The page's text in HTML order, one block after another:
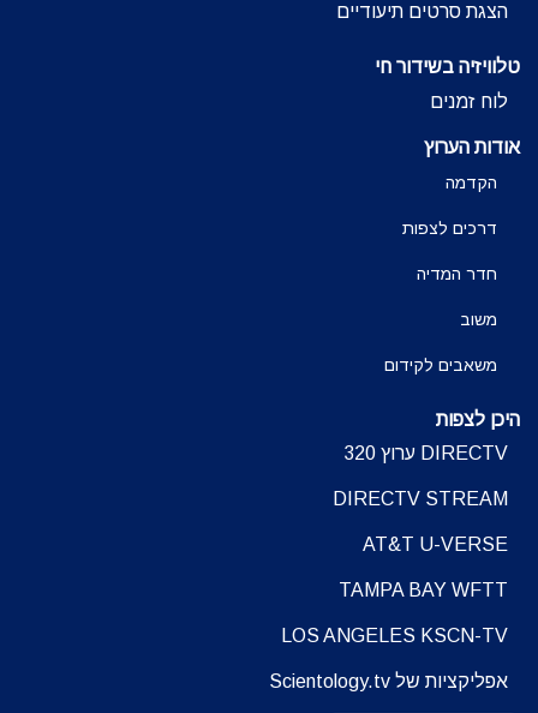
הצגת סרטים תיעודיים
טלוויזיה בשידור חי
לוח זמנים
אודות הערוץ
הקדמה
דרכים לצפות
חדר המדיה
משוב
משאבים לקידום
היכן לצפות
DIRECTV ערוץ 320
DIRECTV STREAM
AT&T U-VERSE
TAMPA BAY WFTT
LOS ANGELES KSCN-TV
אפליקציות של Scientology.tv